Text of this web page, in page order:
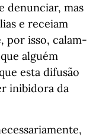
denunciar, mas
e receiam
por isso, calam-
alguém
esta difusão
inibidora da